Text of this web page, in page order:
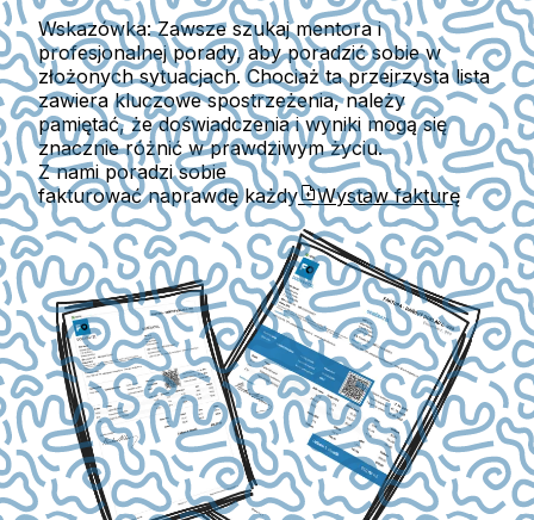
Wskazówka:Zawsze szukaj mentora i
profesjonalnej porady, aby poradzić sobie w
złożonych sytuacjach. Chociaż ta przejrzysta lista
zawiera kluczowe spostrzeżenia, należy
pamiętać, że doświadczenia i wyniki mogą się
znacznie różnić w prawdziwym życiu.
Z nami poradzi sobie
fakturować naprawdę każdy
Wystaw fakturę